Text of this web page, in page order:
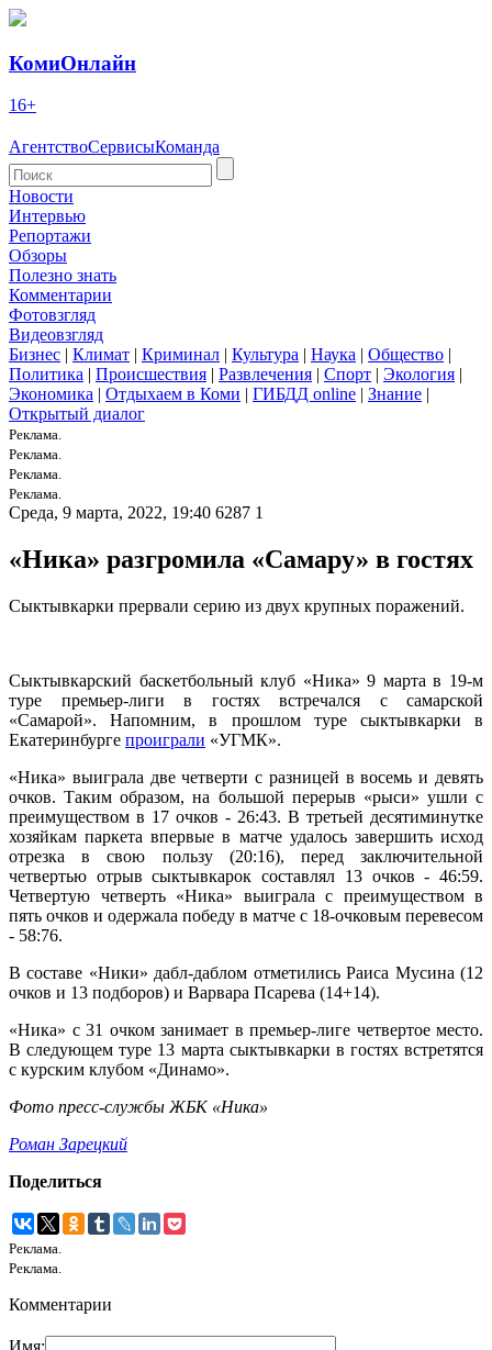
КомиОнлайн
16+
АгентствоСервисыКоманда
Новости
Интервью
Репортажи
Обзоры
Полезно знать
Комментарии
Фотовзгляд
Видеовзгляд
Бизнес | Климат | Криминал | Культура | Наука | Общество |
Политика | Происшествия | Развлечения | Спорт | Экология |
Экономика | Отдыхаем в Коми | ГИБДД online | Знание |
Открытый диалог
Реклама.
Реклама.
Реклама.
Реклама.
Среда, 9 марта, 2022, 19:40 6287 1
«Ника» разгромила «Самару» в гостях
Сыктывкарки прервали серию из двух крупных поражений.
Сыктывкарский баскетбольный клуб «Ника» 9 марта в 19-м
туре премьер-лиги в гостях встречался с самарской
«Самарой». Напомним, в прошлом туре сыктывкарки в
Екатеринбурге проиграли «УГМК».
«Ника» выиграла две четверти с разницей в восемь и девять
очков. Таким образом, на большой перерыв «рыси» ушли с
преимуществом в 17 очков - 26:43. В третьей десятиминутке
хозяйкам паркета впервые в матче удалось завершить исход
отрезка в свою пользу (20:16), перед заключительной
четвертью отрыв сыктывкарок составлял 13 очков - 46:59.
Четвертую четверть «Ника» выиграла с преимуществом в
пять очков и одержала победу в матче с 18-очковым перевесом
- 58:76.
В составе «Ники» дабл-даблом отметились Раиса Мусина (12
очков и 13 подборов) и Варвара Псарева (14+14).
«Ника» с 31 очком занимает в премьер-лиге четвертое место.
В следующем туре 13 марта сыктывкарки в гостях встретятся
с курским клубом «Динамо».
Фото пресс-службы ЖБК «Ника»
Роман Зарецкий
Поделиться
Реклама.
Реклама.
Комментарии
Имя: